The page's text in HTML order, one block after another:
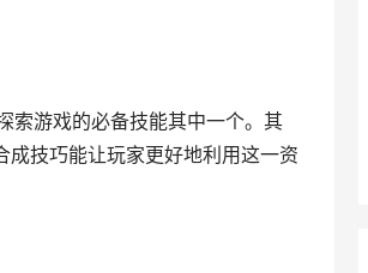
索游戏的必备技能其中一个。其
技巧能让玩家更好地利用这一资